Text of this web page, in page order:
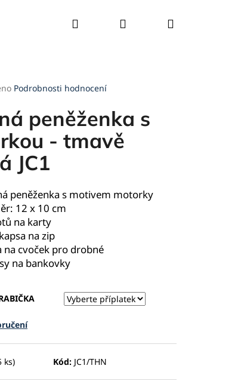
Kšandy Deštníky
Hledat PřihlášeníNákupní
Podrobnosti hodnocení
peněženka s
- tmavě
JC1
peněženka s motivem motorky
12 x 10 cm
na karty
na zip
na cvoček pro drobné
na bankovky
ks) Kód: JC1/THN